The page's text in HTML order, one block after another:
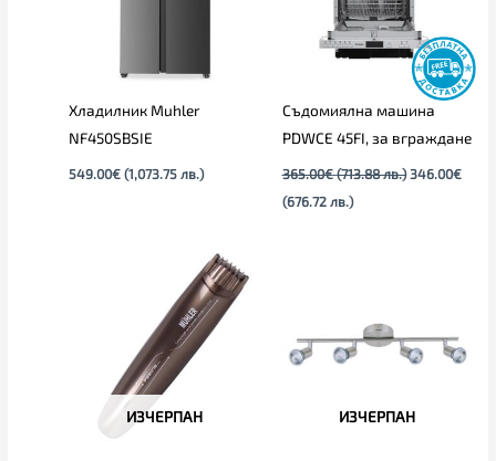
Хладилник Muhler
NF450SBSIE
549.00€ (1,073.75 лв.)
Съдомиялна машина
PDWCE 45FI, за вграждане
365.00€ (713.88 лв.) 346.00€
(676.72 лв.)
ИЗЧЕРПАН ИЗЧЕРПАН